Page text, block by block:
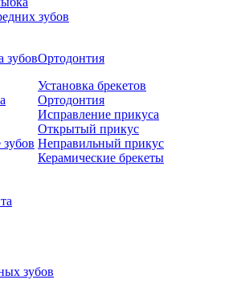
зубов
зубовОртодонтия
Установка брекетов
Ортодонтия
Исправление прикуса
Открытый прикус
Неправильный прикус
Керамические брекеты
зубов